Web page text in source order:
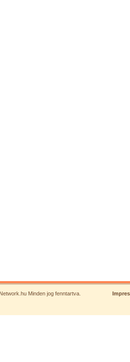
Minden jog fenntartva.